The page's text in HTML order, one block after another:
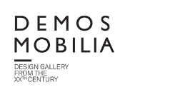
content